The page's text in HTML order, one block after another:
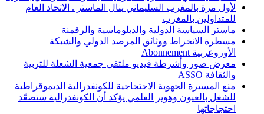
لأول مرة بالمغرب السليماني ينال الماستر . الاتحاد العام
للمتداولين بالمغرب
ماستر السياسة الدولية والدبلوماسية والرقمنة
مسطرة الانخراط ووثائق المرصد الدولي والشبكة
الأوروعربية Abonnement
معرض صور وأشرطة فيديو ملتقى جمعية الشعلة للتربية
والثقافة ASSO
منع المسيرة الجهوية الاحتجاجية للكونفدرالية الديموقراطية
للشغل بالعيون وهوير العلمي يؤكد أن الكونفدرالية ستصعّد
احتجاجاتها